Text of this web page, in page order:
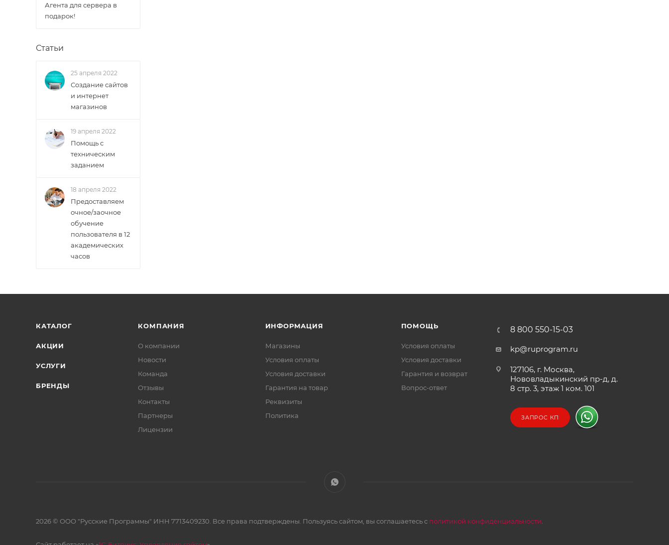
Агента для сервера в
подарок!
Статьи
25 апреля 2022
Создание сайтов
и интернет
магазинов
19 апреля 2022
Помощь с
техническим
заданием
18 апреля 2022
Предоставляем
очное/заочное
обучение
пользователя в 12
академических
часов
КАТАЛОГ
АКЦИИ
УСЛУГИ
БРЕНДЫ
КОМПАНИЯ
О компании
Новости
Команда
Отзывы
Контакты
Партнеры
Лицензии
ИНФОРМАЦИЯ
Магазины
Условия оплаты
Условия доставки
Гарантия на товар
Реквизиты
Политика
ПОМОЩЬ
Условия оплаты
Условия доставки
Гарантия и возврат
Вопрос-ответ
8 800 550-15-03
kp@ruprogram.ru
127106, г. Москва,
Нововладыкинский пр-д, д.
8 стр. 3, этаж 1 ком. 101
ЗАПРОС КП
2026 © ООО "Русские Программы" ИНН 7713409230. Все права подтверждены. Пользуясь сайтом, вы соглашаетесь с политикой конфиденциальности.